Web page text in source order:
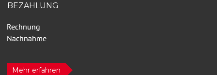
BEZAHLUNG
Mehr erfahren